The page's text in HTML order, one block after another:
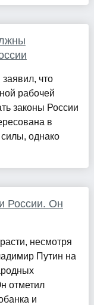
что
рабочей
законы России
в
однако
России. Он
несмотря
Путин на
отметил
и